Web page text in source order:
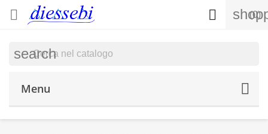
 (0)

search
Menu